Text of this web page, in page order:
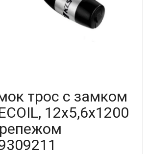
трос с замком
12х5,6х1200